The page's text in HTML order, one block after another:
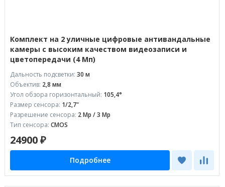
Комплект на 2 уличные цифровые антивандальные
камеры с высоким качеством видеозаписи и
цветопередачи (4 Мп)
Дальность подсветки: 30 м
Объектив: 2,8 мм
Угол обзора горизонтальный: 105,4°
Размер сенсора: 1/2,7"
Разрешение сенсора: 2 Mp / 3 Mp
Тип сенсора: CMOS
24900 ₽
Подробнее